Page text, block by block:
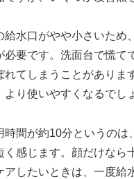
給水口がやや小さいため
必要です。洗面台で慌て
れてしまうことがありま
り使いやすくなるでし
時間が約10分というのは
く感じます。顔だけなら
アしたいときは、一度給